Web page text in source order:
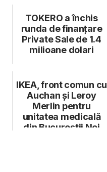
TOKERO a închis
runda de finanțare
Private Sale de 1.4
milioane dolari
IKEA, front comun cu
Auchan și Leroy
Merlin pentru
unitatea medicală
din Bucureștii Noi